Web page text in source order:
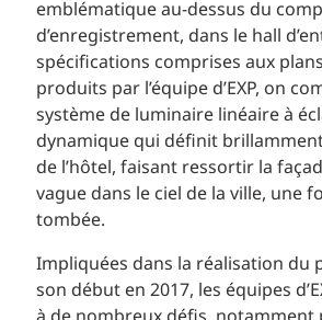
emblématique au-dessus du
d’enregistrement, dans le hall
spécifications comprises aux
produits par l’équipe d’EXP, on
système de luminaire linéaire à
dynamique qui définit
de l’hôtel, faisant ressortir la
vague dans le ciel de la ville, une
tombée.
Impliquées dans la réalisation du
son début en 2017, les équipes